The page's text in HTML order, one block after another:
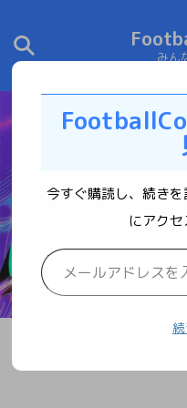
みん
今すぐ購読し、続き
にアクセ